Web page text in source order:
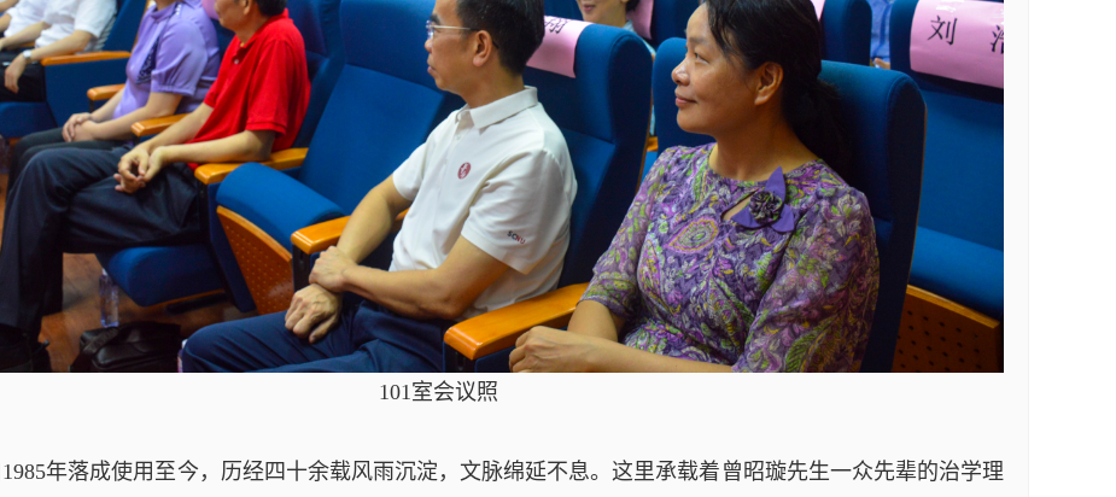
101室会议照
年落成使用至今，历经四十余载风雨沉淀，文脉绵延不息。这里承载着曾昭璇先生一众先辈的治学理